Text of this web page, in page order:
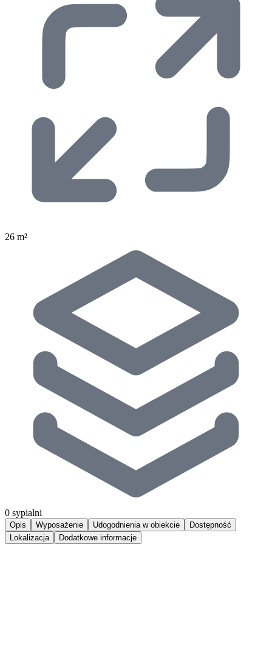
26 m²
0 sypialni
Opis Wyposażenie Udogodnienia w obiekcie
Dostępność
Lokalizacja
Dodatkowe informacje